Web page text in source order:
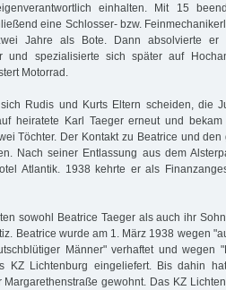
einhalten. Mit 15
eine Schlosser- bzw.
Jahre als Bote. Dann absolvierte er
und spezialisierte sich später auf
Motorrad.
Rudis und Kurts Eltern scheiden, die
heiratete Karl Taeger erneut und
Töchter. Der Kontakt zu Beatrice und
Nach seiner Entlassung aus dem
Atlantik. 1938 kehrte er als
sowohl Beatrice Taeger als auch ihr
Beatrice wurde am 1. März 1938 wegen
Männer" verhaftet und wegen
KZ Lichtenburg eingeliefert. Bis dahin
gewohnt. Das KZ